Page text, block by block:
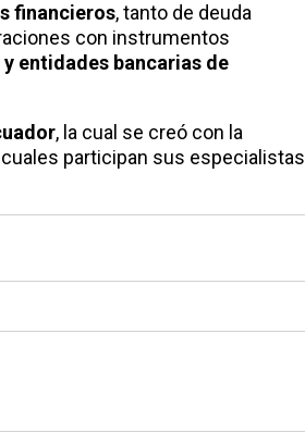
financieros, tanto de deuda
con instrumentos
y entidades bancarias de
, la cual se creó con la
participan sus especialistas